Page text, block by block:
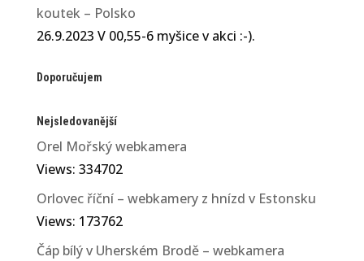
koutek – Polsko
26.9.2023 V 00,55-6 myšice v akci :-).
Doporučujem
Nejsledovanější
Orel Mořský webkamera
Views: 334702
Orlovec říční – webkamery z hnízd v Estonsku
Views: 173762
Čáp bílý v Uherském Brodě – webkamera